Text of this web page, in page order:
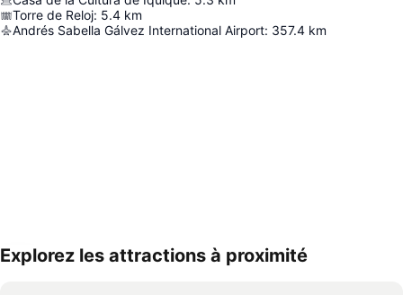
Torre de Reloj: 5.4 km
Andrés Sabella Gálvez International Airport: 357.4 km
Explorez les attractions à proximité